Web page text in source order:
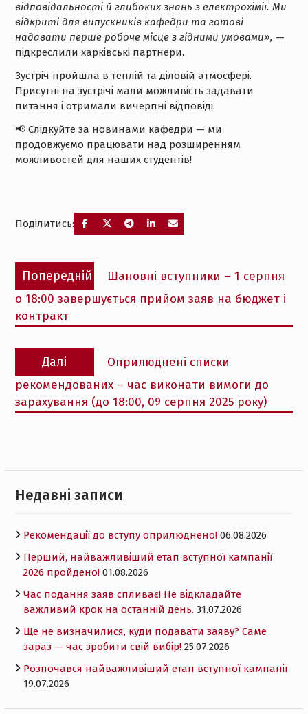
відповідальності й глибоких знань з електрохімії. Ми
відкриті для випускників кафедри та готові
надавати перше робоче місце з гідними умовами», —
підкреслили харківські партнери.
Зустріч пройшла в теплій та діловій атмосфері.
Присутні на зустрічі мали можливість задавати
питання і отримали вичерпні відповіді.
📢 Слідкуйте за новинами кафедри — ми
продовжуємо працювати над розширенням
можливостей для наших студентів!
Поділитись:
Навігація
записів
Попередній
Попередній
запис:
Шановні вступники – 1 серпня
о 18:00 завершується прийом заяв на бюджет і
контракт
Далі
Наступний
запис:
Оприлюднені списки
рекомендованих – час виконати вимоги до
зарахування (до 18:00, 09 серпня 2025 року)
Недавні записи
Рекомендації до вступу оприлюднено! 06.08.2026
Перший, найважливіший етап вступної кампанії
2026 пройдено! 01.08.2026
Час подання заяв спливає! Не відкладайте
важливий крок на останній день. 31.07.2026
Ще не визначилися, куди подавати заяву? Саме
зараз — час зробити свій вибір! 25.07.2026
Розпочався найважливіший етап вступної кампанії
19.07.2026